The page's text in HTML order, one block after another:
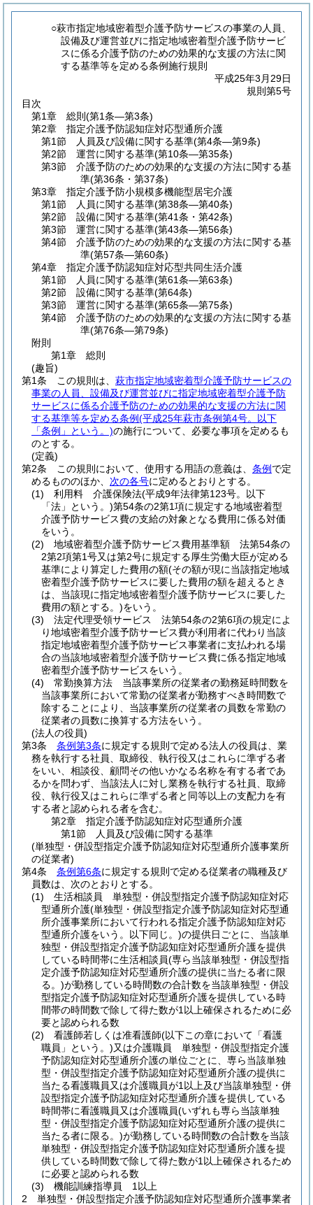
○萩市指定地域密着型介護予防サービスの事業の人員、
設備及び運営並びに指定地域密着型介護予防サービ
スに係る介護予防のための効果的な支援の方法に関
する基準等を定める条例施行規則
平成25年3月29日
規則第5号
目次
第1章
総則 (第1条―第3条)
第2章
指定介護予防認知症対応型通所介護
第1節
人員及び設備に関する基準(第4条―第9条)
第2節
運営に関する基準(第10条―第35条)
第3節
介護予防のための効果的な支援の方法に関する基
準(第36条・第37条)
第3章
指定介護予防小規模多機能型居宅介護
第1節
人員に関する基準(第38条―第40条)
第2節
設備に関する基準(第41条・第42条)
第3節
運営に関する基準(第43条―第56条)
第4節
介護予防のための効果的な支援の方法に関する基
準(第57条―第60条)
第4章
指定介護予防認知症対応型共同生活介護
第1節
人員に関する基準(第61条―第63条)
第2節
設備に関する基準(第64条)
第3節
運営に関する基準(第65条―第75条)
第4節
介護予防のための効果的な支援の方法に関する基
準(第76条―第79条)
附則
第1章
総則
(趣旨)
第1条
この規則は、 萩市指定地域密着型介護予防サービスの
事業の人員、設備及び運営並びに指定地域密着型介護予防
サービスに係る介護予防のための効果的な支援の方法に関
する基準等を定める条例(平成25年萩市条例第4号。以下
「条例」という。)の施行について、必要な事項を定めるも
のとする。
(定義)
第2条
この規則において、使用する用語の意義は、 条例 で定
めるもののほか、 次の各号に定めるとおりとする。
(1)
利用料 介護保険法(平成9年法律第123号。以下
「法」という。)第54条の2第1項に規定する地域密着型
介護予防サービス費の支給の対象となる費用に係る対価
をいう。
(2)
地域密着型介護予防サービス費用基準額 法第54条の
2第2項第1号又は第2号に規定する厚生労働大臣が定める
基準により算定した費用の額(その額が現に当該指定地域
密着型介護予防サービスに要した費用の額を超えるとき
は、当該現に指定地域密着型介護予防サービスに要した
費用の額とする。)をいう。
(3)
法定代理受領サービス 法第54条の2第6項の規定によ
り地域密着型介護予防サービス費が利用者に代わり当該
指定地域密着型介護予防サービス事業者に支払われる場
合の当該地域密着型介護予防サービス費に係る指定地域
密着型介護予防サービスをいう。
(4)
常勤換算方法 当該事業所の従業者の勤務延時間数を
当該事業所において常勤の従業者が勤務すべき時間数で
除することにより、当該事業所の従業者の員数を常勤の
従業者の員数に換算する方法をいう。
(法人の役員)
第3条
条例第3条に規定する規則で定める法人の役員は、業
務を執行する社員、取締役、執行役又はこれらに準ずる者
をいい、相談役、顧問その他いかなる名称を有する者であ
るかを問わず、当該法人に対し業務を執行する社員、取締
役、執行役又はこれらに準ずる者と同等以上の支配力を有
する者と認められる者を含む。
第2章
指定介護予防認知症対応型通所介護
第1節
人員及び設備に関する基準
(単独型・併設型指定介護予防認知症対応型通所介護事業所
の従業者)
第4条
条例第6条に規定する規則で定める従業者の職種及び
員数は、次のとおりとする。
(1)
生活相談員 単独型・併設型指定介護予防認知症対応
型通所介護(単独型・併設型指定介護予防認知症対応型通
所介護事業所において行われる指定介護予防認知症対応
型通所介護をいう。以下同じ。)の提供日ごとに、当該単
独型・併設型指定介護予防認知症対応型通所介護を提供
している時間帯に生活相談員(専ら当該単独型・併設型指
定介護予防認知症対応型通所介護の提供に当たる者に限
る。)が勤務している時間数の合計数を当該単独型・併設
型指定介護予防認知症対応型通所介護を提供している時
間帯の時間数で除して得た数が1以上確保されるために必
要と認められる数
(2)
看護師若しくは准看護師(以下この章において「看護
職員」という。)又は介護職員 単独型・併設型指定介護
予防認知症対応型通所介護の単位ごとに、専ら当該単独
型・併設型指定介護予防認知症対応型通所介護の提供に
当たる看護職員又は介護職員が1以上及び当該単独型・併
設型指定介護予防認知症対応型通所介護を提供している
時間帯に看護職員又は介護職員(いずれも専ら当該単独
型・併設型指定介護予防認知症対応型通所介護の提供に
当たる者に限る。)が勤務している時間数の合計数を当該
単独型・併設型指定介護予防認知症対応型通所介護を提
供している時間数で除して得た数が1以上確保されるため
に必要と認められる数
(3)
機能訓練指導員 1以上
2
単独型・併設型指定介護予防認知症対応型通所介護事業者